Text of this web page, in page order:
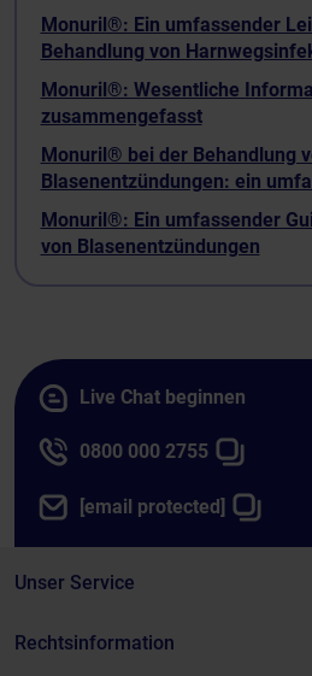
Monuril®: Ein umfassender
Behandlung von
Monuril®: Wesentliche
zusammengefasst
Monuril® bei der Behandlung
Blasenentzündungen: ein
Monuril®: Ein umfassender
von Blasenentzündungen
Live Chat beginnen
0800 000 2755
[email protected]
Unser Service
Rechtsinformation